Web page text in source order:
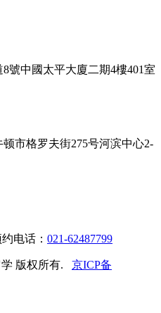
號中國太平大廈二期4樓401室
市格罗夫街275号河滨中心2-
话： 021-62487799
学 版权所有. 京ICP备